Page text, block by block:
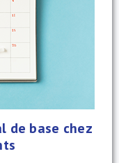
de base chez